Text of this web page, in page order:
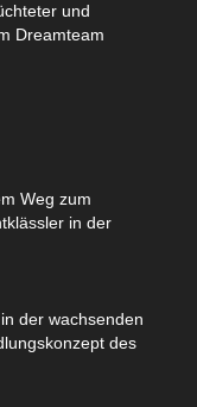
und
Dreamteam
Weg zum
in der
der wachsenden
des